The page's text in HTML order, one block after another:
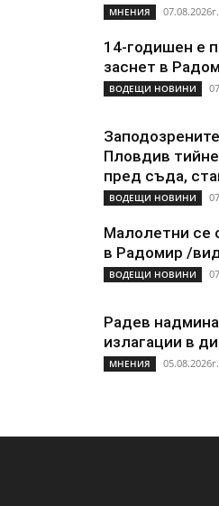
МНЕНИЯ
14-годишен е
заснет в
ВОДЕЩИ НОВИНИ
Пловдив
пред съда,
ВОДЕЩИ НОВИНИ
Малолетни се
в Радомир /
ВОДЕЩИ НОВИНИ
Радев
излагации в
МНЕНИЯ